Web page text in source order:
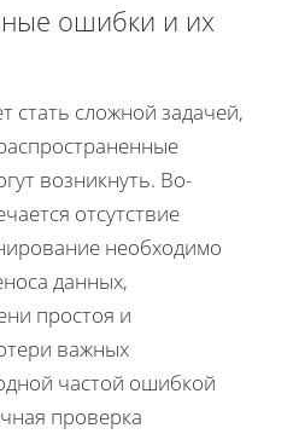
ошибки и их
стать сложной задачей,
возникнуть. Во-
отсутствие
необходимо
данных,
простоя и
важных
частой ошибкой
проверка